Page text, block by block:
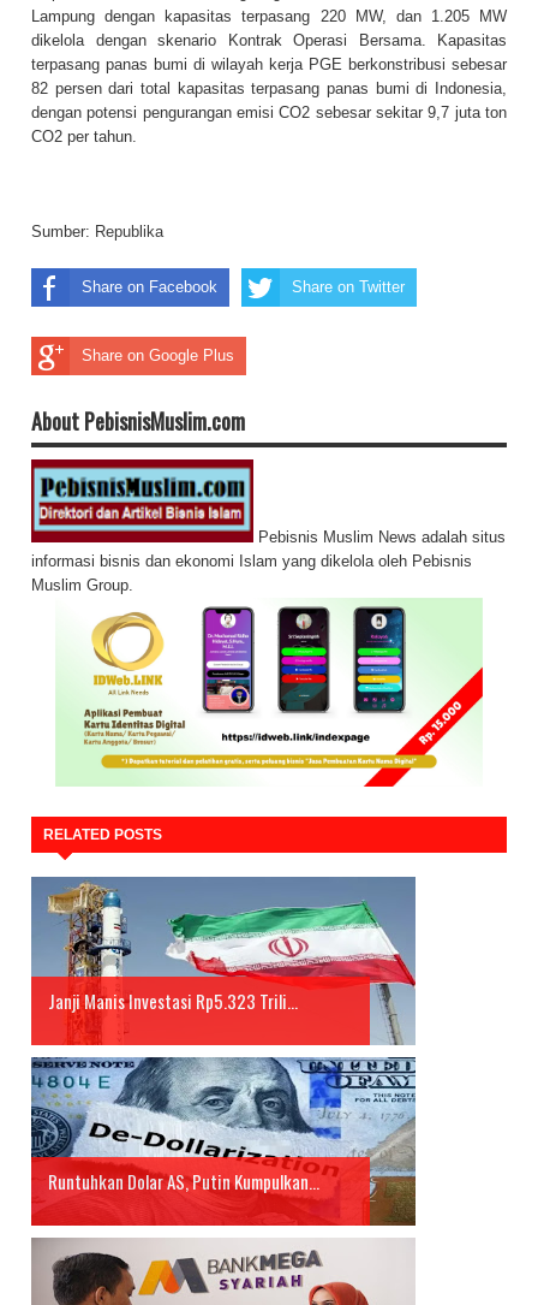
Lampung dengan kapasitas terpasang 220 MW, dan 1.205 MW
dikelola dengan skenario Kontrak Operasi Bersama. Kapasitas
terpasang panas bumi di wilayah kerja PGE berkonstribusi sebesar
82 persen dari total kapasitas terpasang panas bumi di Indonesia,
dengan potensi pengurangan emisi CO2 sebesar sekitar 9,7 juta ton
CO2 per tahun.
Sumber: Republika
Share on Facebook Share on Twitter
Share on Google Plus
About PebisnisMuslim.com
Pebisnis Muslim News adalah situs
informasi bisnis dan ekonomi Islam yang dikelola oleh Pebisnis
Muslim Group.
RELATED POSTS
Janji Manis Investasi Rp5.323 Trili...
Runtuhkan Dolar AS, Putin Kumpulkan...